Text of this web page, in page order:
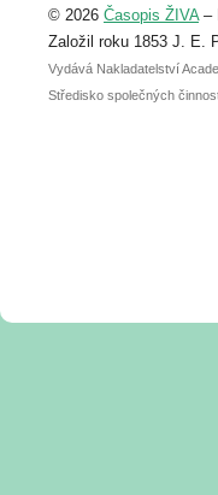
abstraktu přihlášené
posteru je už 30.
© 2026 Časopis ŽIVA–
Založil roku 1853 J. E.
Vydává Nakladatelství
Středisko společných